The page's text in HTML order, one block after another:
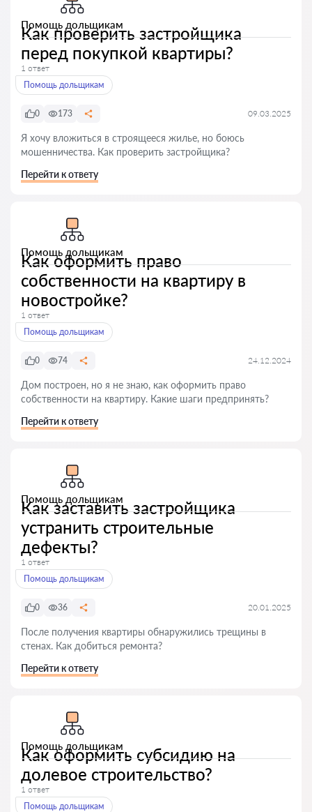
Помощь дольщикам
Как проверить застройщика
перед покупкой квартиры?
1 ответ
Помощь дольщикам
0 173 09.03.2025
Я хочу вложиться в строящееся жилье, но боюсь
мошенничества. Как проверить застройщика?
Перейти к ответу
Помощь дольщикам
Как оформить право
собственности на квартиру в
новостройке?
1 ответ
Помощь дольщикам
0 74 24.12.2024
Дом построен, но я не знаю, как оформить право
собственности на квартиру. Какие шаги предпринять?
Перейти к ответу
Помощь дольщикам
Как заставить застройщика
устранить строительные
дефекты?
1 ответ
Помощь дольщикам
0 36 20.01.2025
После получения квартиры обнаружились трещины в
стенах. Как добиться ремонта?
Перейти к ответу
Помощь дольщикам
Как оформить субсидию на
долевое строительство?
1 ответ
Помощь дольщикам